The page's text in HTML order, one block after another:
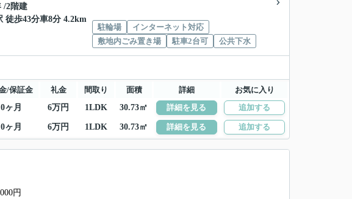
/2階建
徒歩43分車8分 4.2km
駐輪場
インターネット対応
敷地内ごみ置き場
駐車2台可 公共下水
/保証金 礼金 間取り 面積 詳細
お気に入り
0ヶ月 6万円 1LDK 30.73㎡ 詳細を見る 追加する
0ヶ月 6万円 1LDK 30.73㎡ 詳細を見る 追加する
円